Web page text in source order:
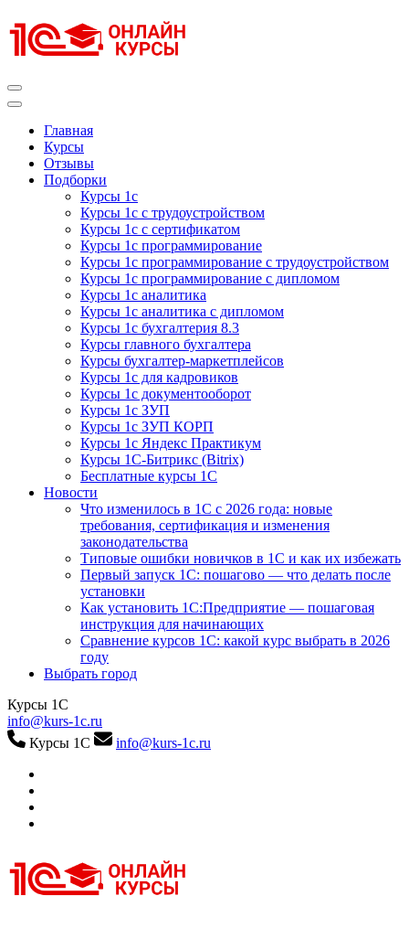
к
содержимому
Главная
Курсы
Отзывы
Подборки
Курсы 1с
Курсы 1с с трудоустройством
Курсы 1с с сертификатом
Курсы 1с программирование
Курсы 1с программирование с трудоустройством
Курсы 1с программирование с дипломом
Курсы 1с аналитика
Курсы 1с аналитика с дипломом
Курсы 1с бухгалтерия 8.3
Курсы главного бухгалтера
Курсы бухгалтер-маркетплейсов
Курсы 1с для кадровиков
Курсы 1с документооборот
Курсы 1с ЗУП
Курсы 1с ЗУП КОРП
Курсы 1с Яндекс Практикум
Курсы 1С-Битрикс (Bitrix)
Бесплатные курсы 1С
Новости
Что изменилось в 1С с 2026 года: новые
требования, сертификация и изменения
законодательства
Типовые ошибки новичков в 1С и как их избежать
Первый запуск 1С: пошагово — что делать после
установки
Как установить 1С:Предприятие — пошаговая
инструкция для начинающих
Сравнение курсов 1С: какой курс выбрать в 2026
году
Выбрать город
Курсы 1С
info@kurs-1c.ru
Курсы 1С
info@kurs-1c.ru